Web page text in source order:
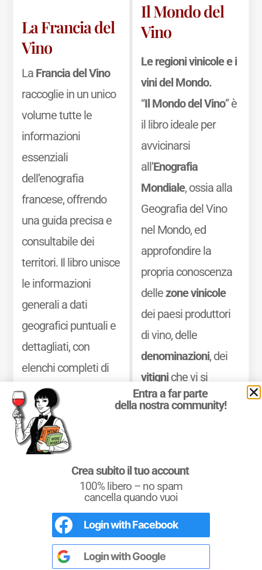
La Francia del
Vino
La Francia del Vino
raccoglie in un unico
volume tutte le
informazioni
essenziali
dell’enografia
francese, offrendo
una guida precisa e
consultabile dei
territori. Il libro unisce
le informazioni
generali a dati
geografici puntuali e
dettagliati, con
elenchi completi di
appellations,
dénominations
classements
una sintesi chiara
delle principali
caratteristiche
organolettiche dei
vini delle diverse
Il Mondo del
Vino
Le regioni vinicole e i
vini del Mondo.
“Il Mondo del Vino” è
il libro ideale per
avvicinarsi
all’Enografia
Mondiale, ossia alla
Geografia del Vino
nel Mondo, ed
approfondire la
propria conoscenza
dellezone vinicole
dei paesi produttori
di vino, delle
denominazioni, dei
vitigniche vi si
coltivano e dei vini
L'Italia del Vino
Nel libro leRegioni del Vino d’Italiacon
tutte leDenominazioni, e le
dettagliateper leDOCGe leDOCdi
Entra a far parte
della nostra community!
Crea subito il tuo account
100% libero – no spam
cancella quando vuoi
Login withFacebook
Login withGoogle